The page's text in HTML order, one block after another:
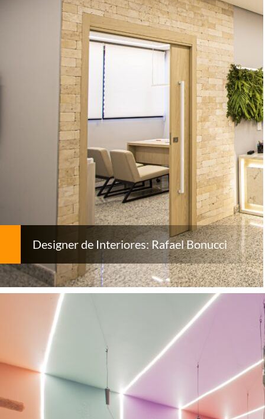
Designer de Interiores: Rafael Bonucci